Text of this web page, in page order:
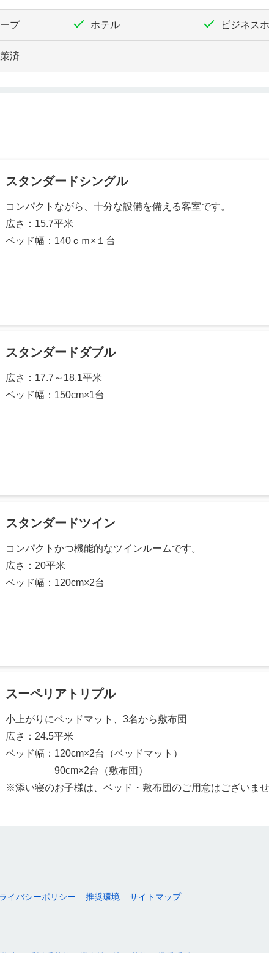
プ ホテル ビジネス
済
スタンダードシングル
コンパクトながら、十分な設備を備える客室です。
広さ：15.7平米
ベッド幅：140ｃｍ×１台
スタンダードダブル
広さ：17.7～18.1平米
ベッド幅：150cm×1台
スタンダードツイン
コンパクトかつ機能的なツインルームです。
広さ：20平米
ベッド幅：120cm×2台
スーペリアトリプル
小上がりにベッドマット、3名から敷布団
広さ：24.5平米
ベッド幅：120cm×2台（ベッドマット）
90cm×2台（敷布団）
※添い寝のお子様は、ベッド・敷布団のご用意はございま
イバシーポリシー 推奨環境 サイトマップ